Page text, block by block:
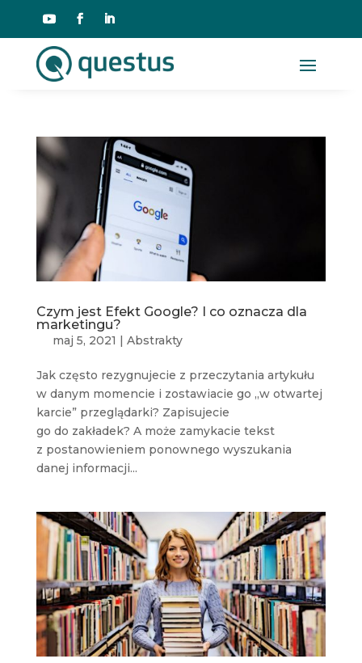
Czym jest Efekt Google? I co oznacza dla
marketingu?
maj 5, 2021 | Abstrakty
Jak często rezygnujecie z przeczytania artykułu
w danym momencie i zostawiacie go „w otwartej
karcie” przeglądarki? Zapisujecie
go do zakładek? A może zamykacie tekst
z postanowieniem ponownego wyszukania
danej informacji...